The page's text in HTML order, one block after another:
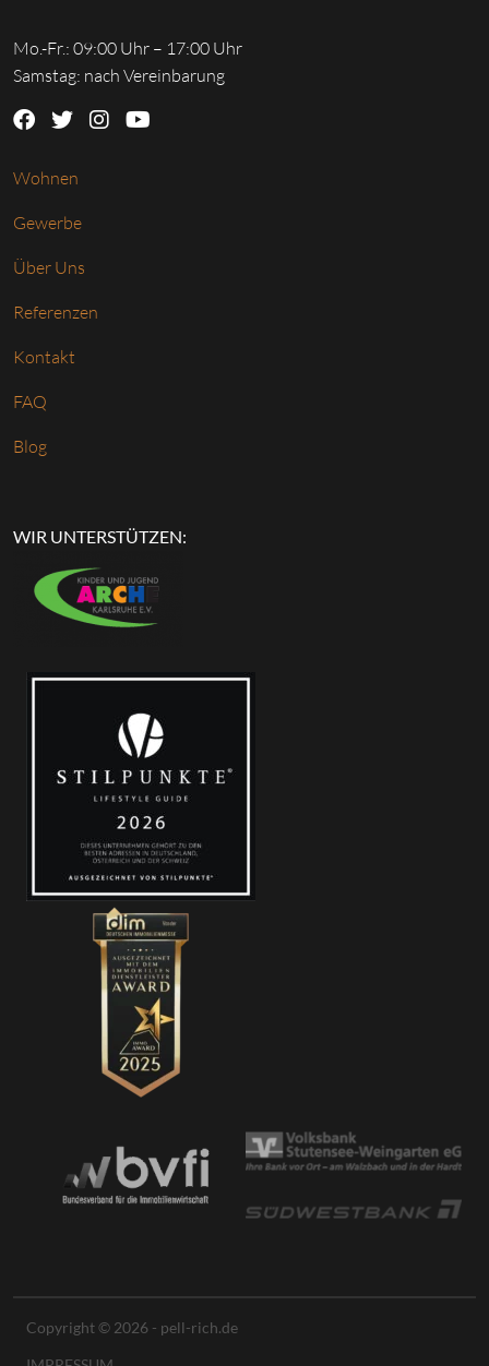
Mo.-Fr.: 09:00 Uhr – 17:00 Uhr
Samstag: nach Vereinbarung
Wohnen
Gewerbe
Über Uns
Referenzen
Kontakt
FAQ
Blog
WIR UNTERSTÜTZEN:
Copyright © 2026 - pell-rich.de